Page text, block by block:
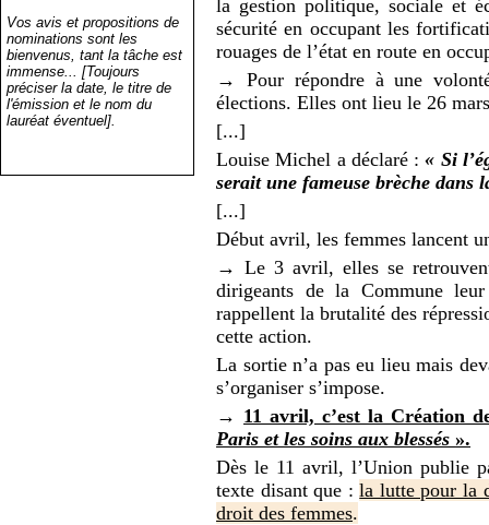
Vos avis et propositions de
nominations sont les
bienvenus, tant la tâche est
immense... [Toujours
préciser la date, le titre de
l'émission et le nom du
lauréat éventuel].
la gestion politique, sociale et
sécurité en occupant les
rouages de l’état en route en
→ Pour répondre à une
élections. Elles ont lieu le 26
[...]
Louise Michel a déclaré :« Si
serait une fameuse brèche dans
[...]
Début avril, les femmes lancent
→ Le 3 avril, elles se
dirigeants de la Commune
rappellent la brutalité des
cette action.
La sortie n’a pas eu lieu mais
s’organiser s’impose.
→ 11 avril, c’est la Création
Paris et les soins aux blessés».
Dès le 11 avril, l’Union publie
texte disant que :la lutte pour la
droit des femmes.